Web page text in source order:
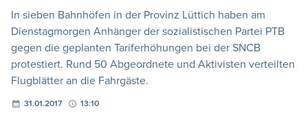
In sieben Bahnhöfen in der Provinz Lüttich haben am
Dienstagmorgen Anhänger der sozialistischen Partei PTB
gegen die geplanten Tariferhöhungen bei der SNCB
protestiert. Rund 50 Abgeordnete und Aktivisten verteilten
Flugblätter an die Fahrgäste.
31.01.2017 13:10